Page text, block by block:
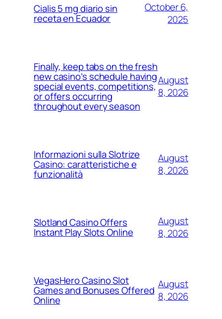
Cialis 5 mg diario sin
receta en Ecuador
October 6,
2025
Finally, keep tabs on the fresh
new casino’s schedule having
special events, competitions,
or offers occurring
throughout every season
August
8, 2026
Informazioni sulla Slotrize
Casino: caratteristiche e
funzionalità
August
8, 2026
Slotland Casino Offers
Instant Play Slots Online
August
8, 2026
VegasHero Casino Slot
Games and Bonuses Offered
Online
August
8, 2026